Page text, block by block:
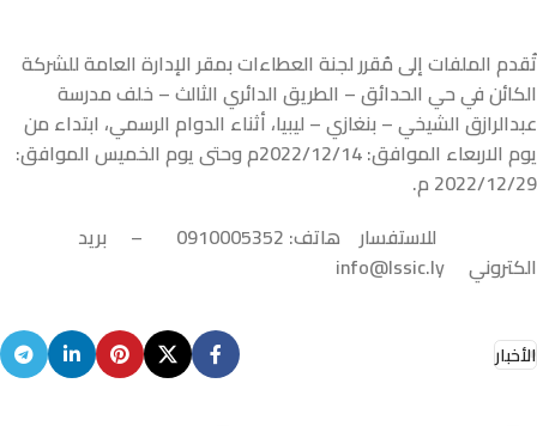
تُقدم الملفات إلى مُقرر لجنة العطاءات بمقر الإدارة العامة للشركة
الكائن في حي الحدائق – الطريق الدائري الثالث – خلف مدرسة
عبدالرازق الشيخي – بنغازي – ليبيا، أثناء الدوام الرسمي، ابتداء من
يوم الاربعاء الموافق: 2022/12/14م وحتى يوم الخميس الموافق:
2022/12/29 م .
للاستفسار هاتف: 0910005352 – بريد
الكتروني
الأخبار